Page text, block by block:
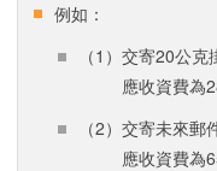
例如：
（1）交寄20公
應收資費為28
（2）交寄未來
應收資費為